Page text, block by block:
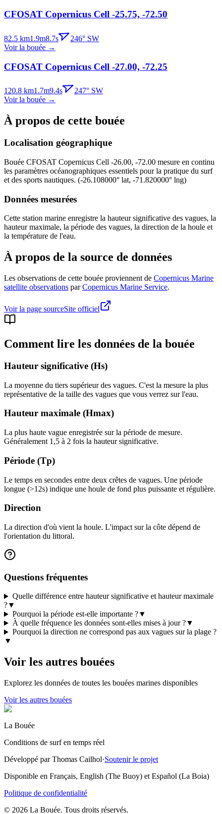
CFOSAT Copernicus Cell -25.75, -72.50
82.5 km1.9m8.7s 246° SW
Voir la bouée →
CFOSAT Copernicus Cell -27.00, -72.25
120.8 km1.7m9.4s 247° SW
Voir la bouée →
À propos de cette bouée
Localisation géographique
Bouée CFOSAT Copernicus Cell -26.00, -72.00 mesure en continu
les paramètres océanographiques essentiels pour la pratique du surf
et des sports nautiques. (-26.108000° lat, -71.820000° lng)
Données mesurées
Cette station marine enregistre la hauteur significative des vagues, la
hauteur maximale, la période des vagues, la direction de la houle et
la température de l'eau.
À propos de la source de données
Les observations de cette bouée proviennent de Copernicus Marine
satellite observations par Copernicus Marine Service.
Voir la page sourceSite officiel
Comment lire les données de la bouée
Hauteur significative (Hs)
La moyenne du tiers supérieur des vagues. C'est la mesure la plus
représentative de la taille des vagues que vous verrez sur l'eau.
Hauteur maximale (Hmax)
La plus haute vague enregistrée sur la période de mesure.
Généralement 1,5 à 2 fois la hauteur significative.
Période (Tp)
Le temps en secondes entre deux crêtes de vagues. Une période
longue (>12s) indique une houle de fond plus puissante et régulière.
Direction
La direction d'où vient la houle. L'impact sur la côte dépend de
l'orientation du littoral.
Questions fréquentes
Quelle différence entre hauteur significative et hauteur maximale
?▼
Pourquoi la période est-elle importante ?▼
À quelle fréquence les données sont-elles mises à jour ?▼
Pourquoi la direction ne correspond pas aux vagues sur la plage ?
▼
Voir les autres bouées
Explorez les données de toutes les bouées marines disponibles
Voir les autres bouées
La Bouée
Conditions de surf en temps réel
Développé par Thomas Cailhol·Soutenir le projet
Disponible en Français, English (The Buoy) et Español (La Boia)
Politique de confidentialité
© 2026 La Bouée. Tous droits réservés.